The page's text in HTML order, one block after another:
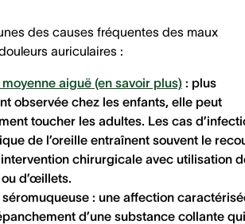
des causes fréquentes des maux
auriculaires :
moyenne aiguë (en savoir plus) : plus
observée chez les enfants, elle peut
toucher les adultes. Les cas
de l’oreille entraînent souvent le
chirurgicale avec utilisation
d’œillets.
séromuqueuse : une affection
d’une substance collante qui